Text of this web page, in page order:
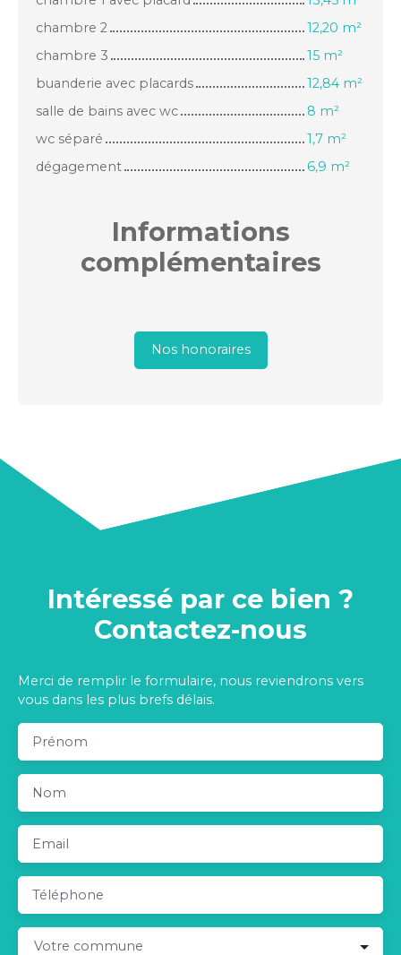
chambre 2
12,20 m²
chambre 3
15 m²
buanderie avec placards
12,84 m²
salle de bains avec wc
8 m²
wc séparé
1,7 m²
dégagement
6,9 m²
Informations
complémentaires
Nos honoraires
Intéressé par ce bien ?
Contactez-nous
Merci de remplir le formulaire, nous reviendrons vers
vous dans les plus brefs délais.
Prénom
Nom
Email
Téléphone
Votre commune